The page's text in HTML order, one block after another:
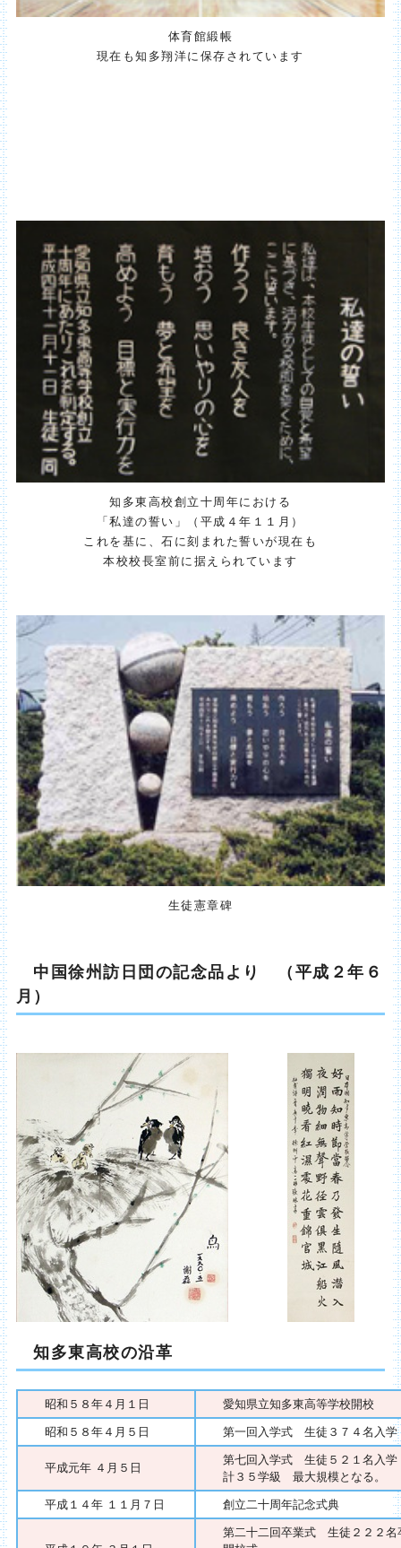
体育館緞帳
現在も知多翔洋に保存されています
知多東高校創立十周年における
「私達の誓い」（平成４年１１月）
これを基に、石に刻まれた誓いが現在も
本校校長室前に据えられています
生徒憲章碑
中国徐州訪日団の記念品より （平成２年６
月）
知多東高校の沿革
昭和５８年４月１日 愛知県立知多東高等学校開校
昭和５８年４月５日 第一回入学式 生徒３７４名入学
平成元年 ４月５日
第七回入学式 生徒５２１名入学
計３５学級 最大規模となる。
平成１４年 １１月７日 創立二十周年記念式典
第二十二回卒業式 生徒２２２名